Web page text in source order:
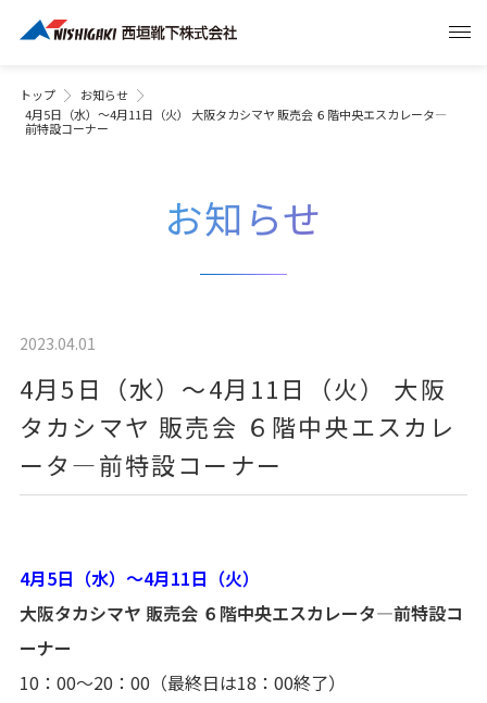
トップ
お知らせ
4月5日（水）～4月11日（火） 大阪タカシマヤ 販売会 ６階中央エスカレータ―
前特設コーナー
お知らせ
2023.04.01
4月5日（水）～4月11日（火） 大阪
タカシマヤ 販売会 ６階中央エスカレ
ータ―前特設コーナー
4月5日（水）～4月11日（火）
大阪タカシマヤ 販売会 ６階中央エスカレータ―前特設コ
ーナー
10：00～20：00（最終日は18：00終了）